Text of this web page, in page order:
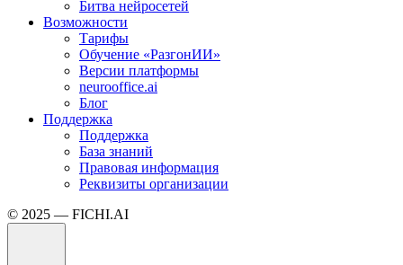
Битва нейросетей
Возможности
Тарифы
Обучение «РазгонИИ»
Версии платформы
neurooffice.ai
Блог
Поддержка
Поддержка
База знаний
Правовая информация
Реквизиты организации
© 2025 — FICHI.AI